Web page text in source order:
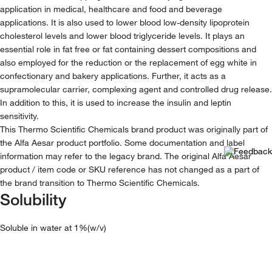
application in medical, healthcare and food and beverage
applications. It is also used to lower blood low-density lipoprotein
cholesterol levels and lower blood triglyceride levels. It plays an
essential role in fat free or fat containing dessert compositions and
also employed for the reduction or the replacement of egg white in
confectionary and bakery applications. Further, it acts as a
supramolecular carrier, complexing agent and controlled drug release.
In addition to this, it is used to increase the insulin and leptin
sensitivity.
This Thermo Scientific Chemicals brand product was originally part of
the Alfa Aesar product portfolio. Some documentation and label
information may refer to the legacy brand. The original Alfa Aesar
product / item code or SKU reference has not changed as a part of
the brand transition to Thermo Scientific Chemicals.
Solubility
Soluble in water at 1%(w/v)